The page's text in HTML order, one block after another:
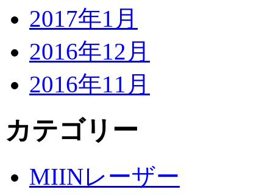
2017年1月
2016年12月
2016年11月
カテゴリー
MIINレーザー